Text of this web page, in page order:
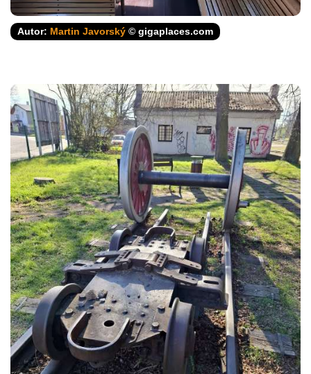
Autor: Martin Javorský © gigaplaces.com